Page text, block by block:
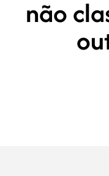
não